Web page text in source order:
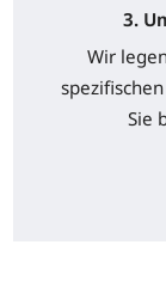
3.
Wir
Sie